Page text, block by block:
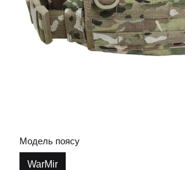
Модель поясу
WarMir